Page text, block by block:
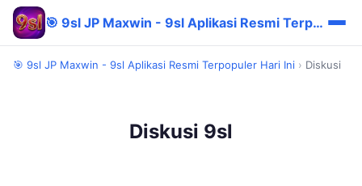
🎯 9sl JP Maxwin - 9sl Aplikasi Resmi Terpopuler Hari Ini
🎯 9sl JP Maxwin - 9sl Aplikasi Resmi Terpopuler Hari Ini › Diskusi
Diskusi 9sl